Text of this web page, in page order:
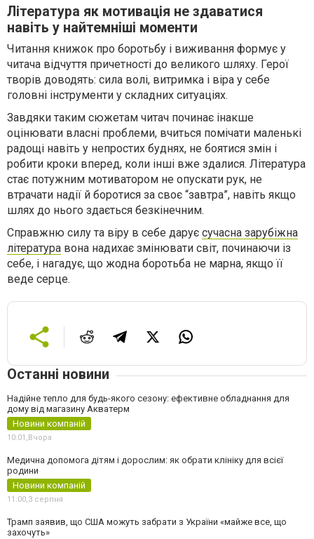
Література як мотивація не здаватися
навіть у найтемніші моменти
Читання книжок про боротьбу і виживання формує у
читача відчуття причетності до великого шляху. Герої
творів доводять: сила волі, витримка і віра у себе
головні інструменти у складних ситуаціях.
Завдяки таким сюжетам читач починає інакше
оцінювати власні проблеми, вчиться помічати маленькі
радощі навіть у непростих буднях, не боятися змін і
робити кроки вперед, коли інші вже здалися. Література
стає потужним мотиватором не опускати рук, не
втрачати надії й боротися за своє “завтра”, навіть якщо
шлях до нього здається безкінечним.
Справжню силу та віру в себе дарує сучасна зарубіжна
література вона надихає змінювати світ, починаючи із
себе, і нагадує, що жодна боротьба не марна, якщо її
веде серце.
Останні новини
Надійне тепло для будь-якого сезону: ефективне обладнання для
дому від магазину Акватерм
Новини компаній
10:01, Вчора
Медична допомога дітям і дорослим: як обрати клініку для всієї
родини
Новини компаній
11:00,3 серпня
Трамп заявив, що США можуть забрати з України «майже все, що
захочуть»